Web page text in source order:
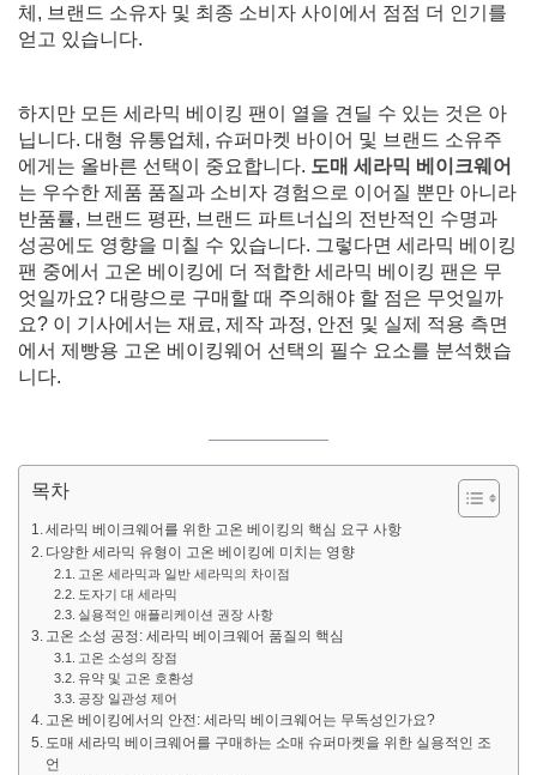
체, 브랜드 소유자 및 최종 소비자 사이에서 점점 더 인기를
얻고 있습니다.
하지만 모든 세라믹 베이킹 팬이 열을 견딜 수 있는 것은 아
닙니다. 대형 유통업체, 슈퍼마켓 바이어 및 브랜드 소유주
에게는 올바른 선택이 중요합니다. 도매 세라믹 베이크웨어
는 우수한 제품 품질과 소비자 경험으로 이어질 뿐만 아니라
반품률, 브랜드 평판, 브랜드 파트너십의 전반적인 수명과
성공에도 영향을 미칠 수 있습니다. 그렇다면 세라믹 베이킹
팬 중에서 고온 베이킹에 더 적합한 세라믹 베이킹 팬은 무
엇일까요? 대량으로 구매할 때 주의해야 할 점은 무엇일까
요? 이 기사에서는 재료, 제작 과정, 안전 및 실제 적용 측면
에서 제빵용 고온 베이킹웨어 선택의 필수 요소를 분석했습
니다.
목차
세라믹 베이크웨어를 위한 고온 베이킹의 핵심 요구 사항
다양한 세라믹 유형이 고온 베이킹에 미치는 영향
고온 세라믹과 일반 세라믹의 차이점
도자기 대 세라믹
실용적인 애플리케이션 권장 사항
고온 소성 공정: 세라믹 베이크웨어 품질의 핵심
고온 소성의 장점
유약 및 고온 호환성
공장 일관성 제어
고온 베이킹에서의 안전: 세라믹 베이크웨어는 무독성인가요?
도매 세라믹 베이크웨어를 구매하는 소매 슈퍼마켓을 위한 실용적인 조
언